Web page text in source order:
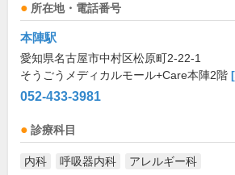
所在地・電話番号
本陣駅
愛知県名古屋市中村区松原町2-22-1
そうごうメディカルモール+Care本陣2階
052-433-3981
診療科目
内科 呼吸器内科 アレルギー科